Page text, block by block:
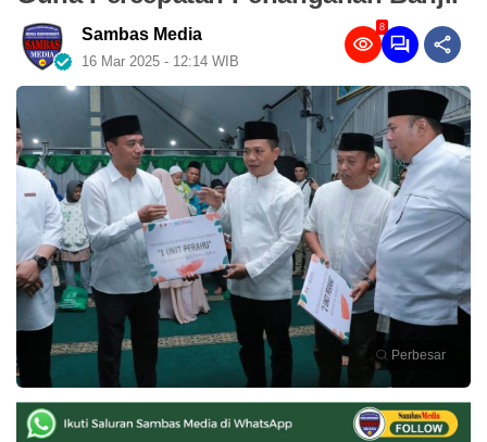
Sambas Media
16 Mar 2025 - 12:14 WIB
8
Perbesar